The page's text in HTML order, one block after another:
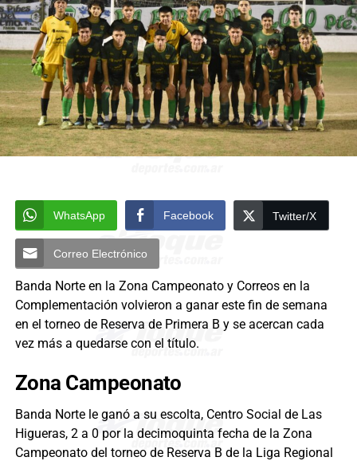
WhatsApp Facebook Twitter/X
Correo Electrónico
Banda Norte en la Zona Campeonato y Correos en la
Complementación volvieron a ganar este fin de semana
en el torneo de Reserva de Primera B y se acercan cada
vez más a quedarse con el título.
Zona Campeonato
Banda Norte le ganó a su escolta, Centro Social de Las
Higueras, 2 a 0 por la decimoquinta fecha de la Zona
Campeonato del torneo de Reserva B de la Liga Regional